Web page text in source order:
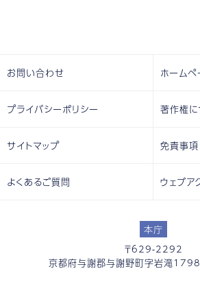
本庁
〒629-2292
京都府与謝郡与謝野町字岩滝
お問い合わせ ホーム
プライバシーポリシー 著作権
サイトマップ 免責事項
よくあるご質問 ウェブア